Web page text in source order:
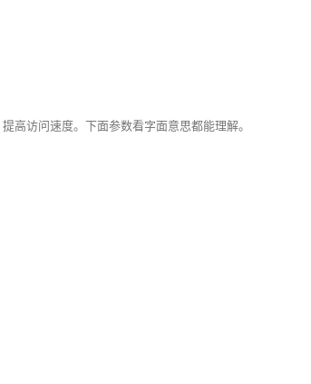
高访问速度。下面参数看字面意思都能理解。